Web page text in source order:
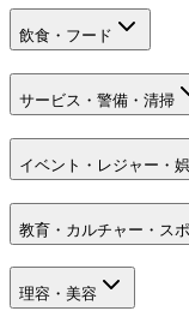
飲食・フード
サービス・警備・清掃
イベント・レジャー・
教育・カルチャー・ス
理容・美容